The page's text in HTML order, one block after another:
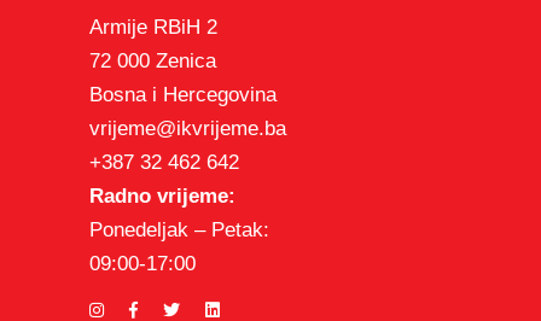
Armije RBiH 2
72 000 Zenica
Bosna i Hercegovina
vrijeme@ikvrijeme.ba
+387 32 462 642
Radno vrijeme:
Ponedeljak – Petak:
09:00-17:00